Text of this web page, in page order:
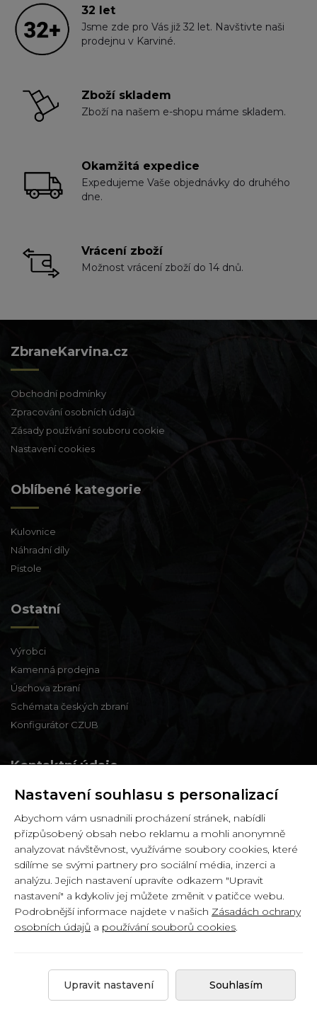
32 let
Jsme zde pro Vás již 32 let. Navštivte naši
prodejnu v Karviné.
Zboží skladem
Zboží na našem e-shopu máme skladem.
Okamžitá expedice
Expedujeme Vaše objednávky do druhého
dne.
Vrácení zboží
Možnost vrácení zboží do 14 dnů.
ZbraneKarvina.cz
Obchodní podmínky
Zpracování osobních údajů
Zásady používání souboru cookie
Nastavení cookies
Oblíbené kategorie
Kulovnice
Náhradní díly
Pistole
Ostatní
Výrobci
Kamenná prodejna
Úschova zbraní
Schémata českých zbraní
Konfigurátor CZUB
Kontaktní údaje
Zbraně a střelivo Karviná
Zámecká 99,
Karviná - Fryštát,
733 01
IČ: 65900634
DIČ: CZ6358030426
Copyright © 2026 byZbranekarvina.cz.
Created by
Nastavení souhlasu s personalizací
Abychom vám usnadnili procházení stránek, nabídli
přizpůsobený obsah nebo reklamu a mohli anonymně
analyzovat návštěvnost, využíváme soubory cookies, které
sdílíme se svými partnery pro sociální média, inzerci a
analýzu. Jejich nastavení upravíte odkazem "Upravit
nastavení" a kdykoliv jej můžete změnit v patičce webu.
Podrobnější informace najdete v našich Zásadách ochrany
osobních údajů a používání souborů cookies.
Souhlasím
Upravit nastavení